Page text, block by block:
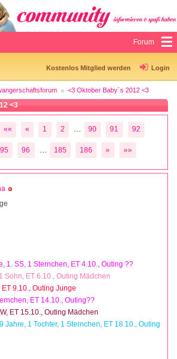
Forum
Kostenlos Mitglied werden Login
<3 Oktober Baby´s 2012 <3
<3
«« « 1 2 90 91 92
95 96 185 186 » »»
1. SS, 1 Sternchen, ET 4.10., Outing ??
Sohn, ET 6.10., Outing Mädchen
9.10., Outing Junge
ET 14.10., Outing??
ET 15.10., Outing Mädchen
Jahre, 1 Tochter, 1 Sternchen, ET 18.10., Outing